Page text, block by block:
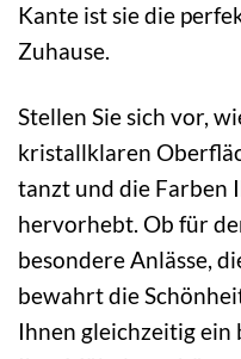
Kante ist sie die
Zuhause.
Stellen Sie sich vor,
kristallklaren
tanzt und die Farben
hervorhebt. Ob für
besondere Anlässe,
bewahrt die
Ihnen gleichzeitig ein